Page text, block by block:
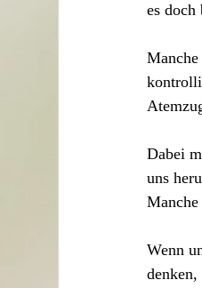
es doch
Dabei
uns
Wenn